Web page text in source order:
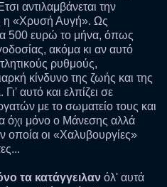
αντιλαμβάνεται την
η «Χρυσή Αυγή». Ως
500 ευρώ το μήνα, όπως
ακόμα κι αν αυτό
ρυθμούς,
κίνδυνο της ζωής και της
αυτό και ελπίζει σε
με το σωματείο τους και
όχι μόνο ο Μάνεσης αλλά
οποία οι «Χαλυβουργίες»
τα κατάγγειλαν όλ' αυτά